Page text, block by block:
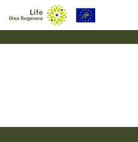
Solicitud #26218